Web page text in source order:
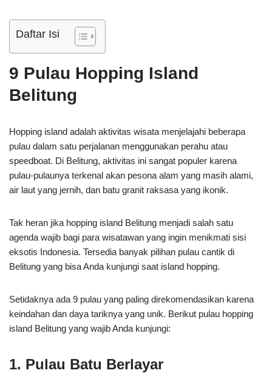
Daftar Isi
9 Pulau Hopping Island
Belitung
Hopping island adalah aktivitas wisata menjelajahi beberapa
pulau dalam satu perjalanan menggunakan perahu atau
speedboat. Di Belitung, aktivitas ini sangat populer karena
pulau-pulaunya terkenal akan pesona alam yang masih alami,
air laut yang jernih, dan batu granit raksasa yang ikonik.
Tak heran jika hopping island Belitung menjadi salah satu
agenda wajib bagi para wisatawan yang ingin menikmati sisi
eksotis Indonesia. Tersedia banyak pilihan pulau cantik di
Belitung yang bisa Anda kunjungi saat island hopping.
Setidaknya ada 9 pulau yang paling direkomendasikan karena
keindahan dan daya tariknya yang unik. Berikut pulau hopping
island Belitung yang wajib Anda kunjungi:
1. Pulau Batu Berlayar